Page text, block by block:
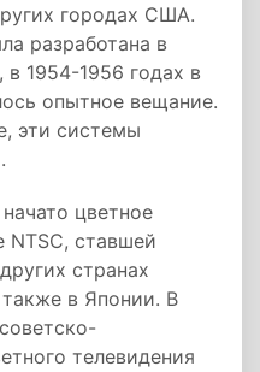
городах США.
разработана в
1954-1956 годах в
опытное вещание.
эти системы
цветное
NTSC, ставшей
странах
в Японии. В
телевидения